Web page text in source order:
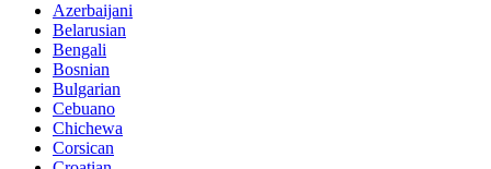
Bosnian
Bulgarian
Cebuano
Chichewa
Corsican
Croatian
Dutch
Estonian
Filipino